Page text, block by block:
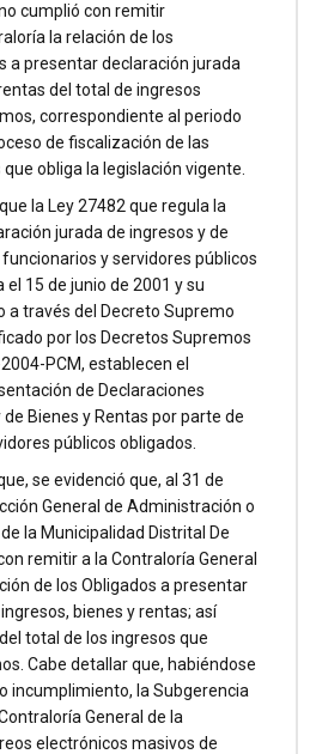
cumplió con remitir
la relación de los
a presentar declaración jurada
del total de ingresos
correspondiente al periodo
de fiscalización de las
obliga la legislación vigente.
la Ley 27482 que regula la
jurada de ingresos y de
y servidores públicos
el 15 de junio de 2001 y su
a través del Decreto Supremo
por los Decretos Supremos
PCM, establecen el
de Declaraciones
Bienes y Rentas por parte de
públicos obligados.
se evidenció que, al 31 de
General de Administración o
la Municipalidad Distrital De
remitir a la Contraloría General
de los Obligados a presentar
bienes y rentas; así
total de los ingresos que
Cabe detallar que, habiéndose
incumplimiento, la Subgerencia
General de la
electrónicos masivos de